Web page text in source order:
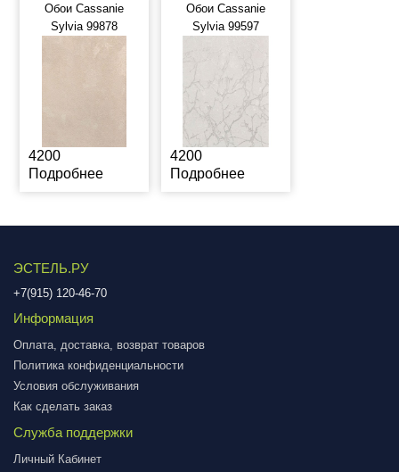
Обои Cassanie
Sylvia 99878
4200
Подробнее
Обои Cassanie
Sylvia 99597
4200
Подробнее
ЭСТЕЛЬ.РУ
+7(915) 120-46-70
Информация
Оплата, доставка, возврат товаров
Политика конфиденциальности
Условия обслуживания
Как сделать заказ
Служба поддержки
Личный Кабинет